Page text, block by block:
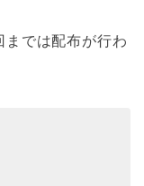
では配布が行わ